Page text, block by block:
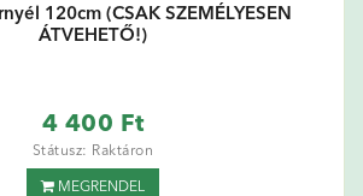
120cm (CSAK SZEMÉLYESEN
ÁTVEHETŐ!)
4 400 Ft
Státusz: Raktáron
MEGRENDEL